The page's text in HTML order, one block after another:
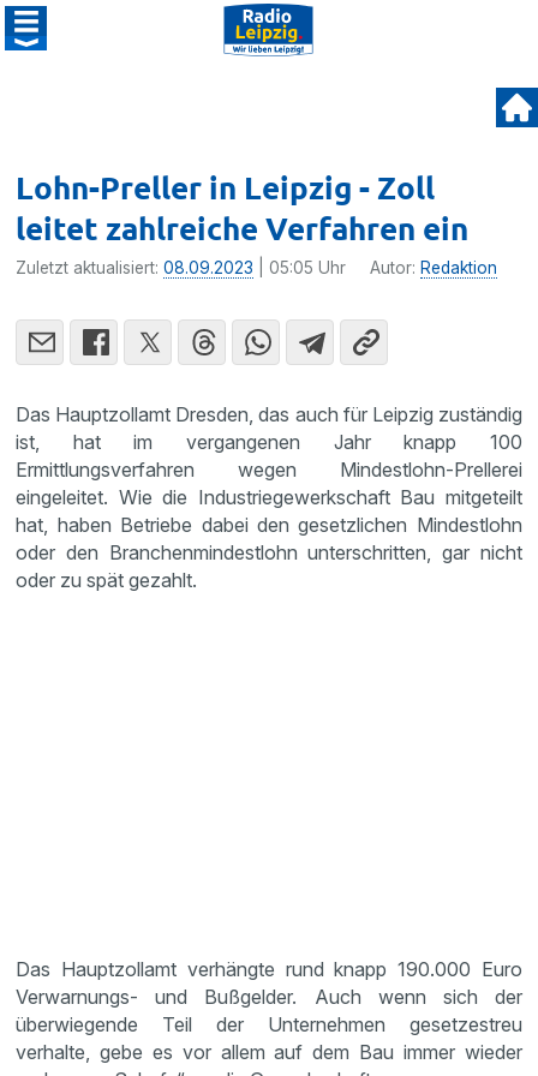
Lohn-Preller in Leipzig - Zoll
leitet zahlreiche Verfahren ein
Zuletzt aktualisiert:08.09.2023 | 05:05 Uhr Autor: Redaktion
Das Hauptzollamt Dresden, das auch für Leipzig zuständig
ist, hat im vergangenen Jahr knapp 100
Ermittlungsverfahren wegen Mindestlohn-Prellerei
eingeleitet. Wie die Industriegewerkschaft Bau mitgeteilt
hat, haben Betriebe dabei den gesetzlichen Mindestlohn
oder den Branchenmindestlohn unterschritten, gar nicht
oder zu spät gezahlt.
Das Hauptzollamt verhängte rund knapp 190.000 Euro
Verwarnungs- und Bußgelder. Auch wenn sich der
überwiegende Teil der Unternehmen gesetzestreu
verhalte, gebe es vor allem auf dem Bau immer wieder